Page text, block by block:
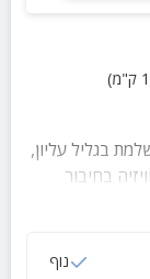
בגליל עליון,
בחיבור
בחיבור כבלים,
נוף